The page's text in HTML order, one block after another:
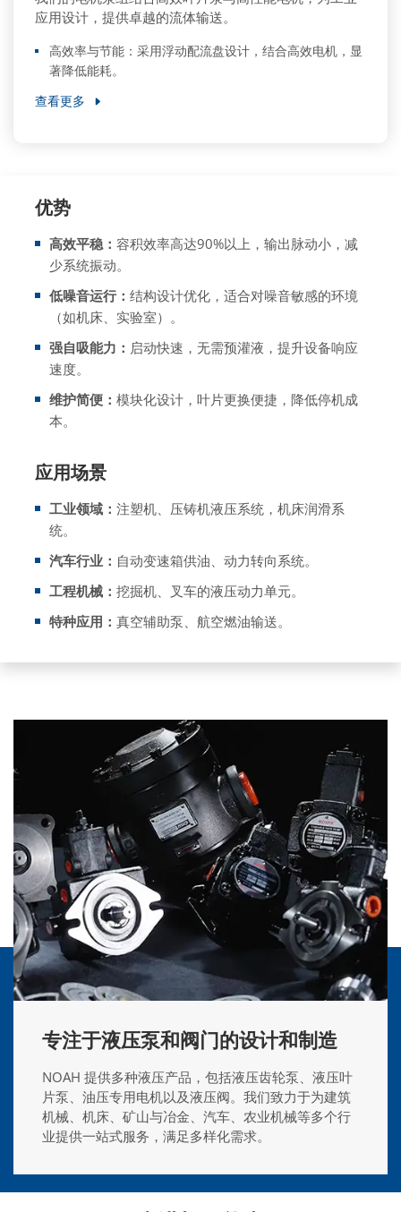
应用设计，提供卓越的流体输送。
高效率与节能：采用浮动配流盘设计，结合高效电机，显
著降低能耗。
查看更多
优势
高效平稳： 容积效率高达90%以上，输出脉动小，减
少系统振动。
低噪音运行： 结构设计优化，适合对噪音敏感的环境
（如机床、实验室）。
强自吸能力： 启动快速，无需预灌液，提升设备响应
速度。
维护简便： 模块化设计，叶片更换便捷，降低停机成
本。
应用场景
工业领域： 注塑机、压铸机液压系统，机床润滑系
统。
汽车行业： 自动变速箱供油、动力转向系统。
工程机械： 挖掘机、叉车的液压动力单元。
特种应用： 真空辅助泵、航空燃油输送。
专注于液压泵和阀门的设计和制造
NOAH 提供多种液压产品，包括液压齿轮泵、液压叶
片泵、油压专用电机以及液压阀。我们致力于为建筑
机械、机床、矿山与冶金、汽车、农业机械等多个行
业提供一站式服务，满足多样化需求。